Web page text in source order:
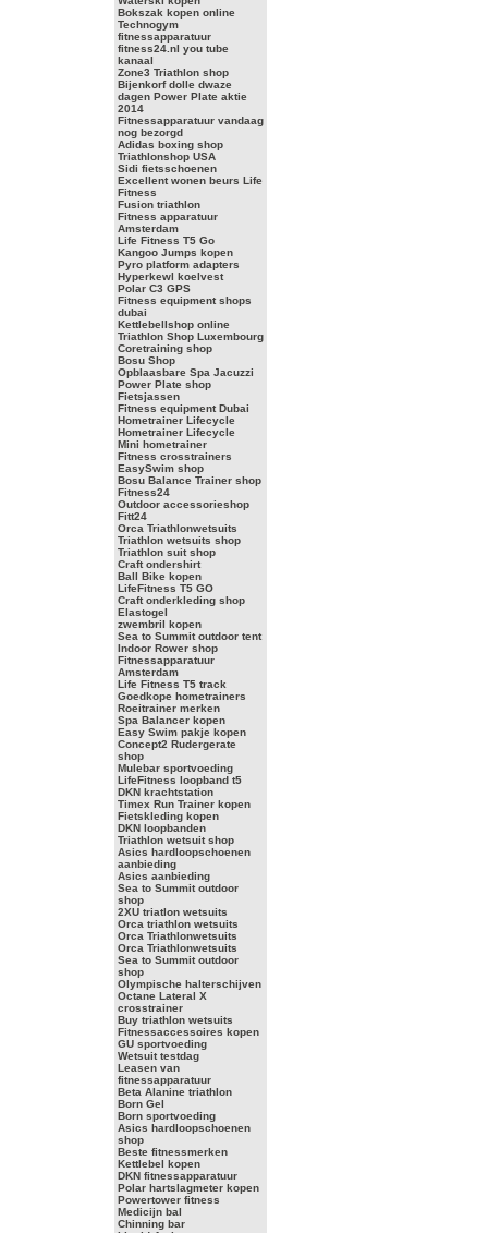
Bokszak kopen online
Technogym
fitnessapparatuur
fitness24.nl you tube
kanaal
Zone3 Triathlon shop
Bijenkorf dolle dwaze
dagen Power Plate aktie
2014
Fitnessapparatuur vandaag
nog bezorgd
Adidas boxing shop
Triathlonshop USA
Sidi fietsschoenen
Excellent wonen beurs Life
Fitness
Fusion triathlon
Fitness apparatuur
Amsterdam
Life Fitness T5 Go
Kangoo Jumps kopen
Pyro platform adapters
Hyperkewl koelvest
Polar C3 GPS
Fitness equipment shops
dubai
Kettlebellshop online
Triathlon Shop Luxembourg
Coretraining shop
Bosu Shop
Opblaasbare Spa Jacuzzi
Power Plate shop
Fietsjassen
Fitness equipment Dubai
Hometrainer Lifecycle
Hometrainer Lifecycle
Mini hometrainer
Fitness crosstrainers
EasySwim shop
Bosu Balance Trainer shop
Fitness24
Outdoor accessorieshop
Fitt24
Orca Triathlonwetsuits
Triathlon wetsuits shop
Triathlon suit shop
Craft ondershirt
Ball Bike kopen
LifeFitness T5 GO
Craft onderkleding shop
Elastogel
zwembril kopen
Sea to Summit outdoor tent
Indoor Rower shop
Fitnessapparatuur
Amsterdam
Life Fitness T5 track
Goedkope hometrainers
Roeitrainer merken
Spa Balancer kopen
Easy Swim pakje kopen
Concept2 Rudergerate
shop
Mulebar sportvoeding
LifeFitness loopband t5
DKN krachtstation
Timex Run Trainer kopen
Fietskleding kopen
DKN loopbanden
Triathlon wetsuit shop
Asics hardloopschoenen
aanbieding
Asics aanbieding
Sea to Summit outdoor
shop
2XU triatlon wetsuits
Orca triathlon wetsuits
Orca Triathlonwetsuits
Orca Triathlonwetsuits
Sea to Summit outdoor
shop
Olympische halterschijven
Octane Lateral X
crosstrainer
Buy triathlon wetsuits
Fitnessaccessoires kopen
GU sportvoeding
Wetsuit testdag
Leasen van
fitnessapparatuur
Beta Alanine triathlon
Born Gel
Born sportvoeding
Asics hardloopschoenen
shop
Beste fitnessmerken
Kettlebel kopen
DKN fitnessapparatuur
Polar hartslagmeter kopen
Powertower fitness
Medicijn bal
Chinning bar